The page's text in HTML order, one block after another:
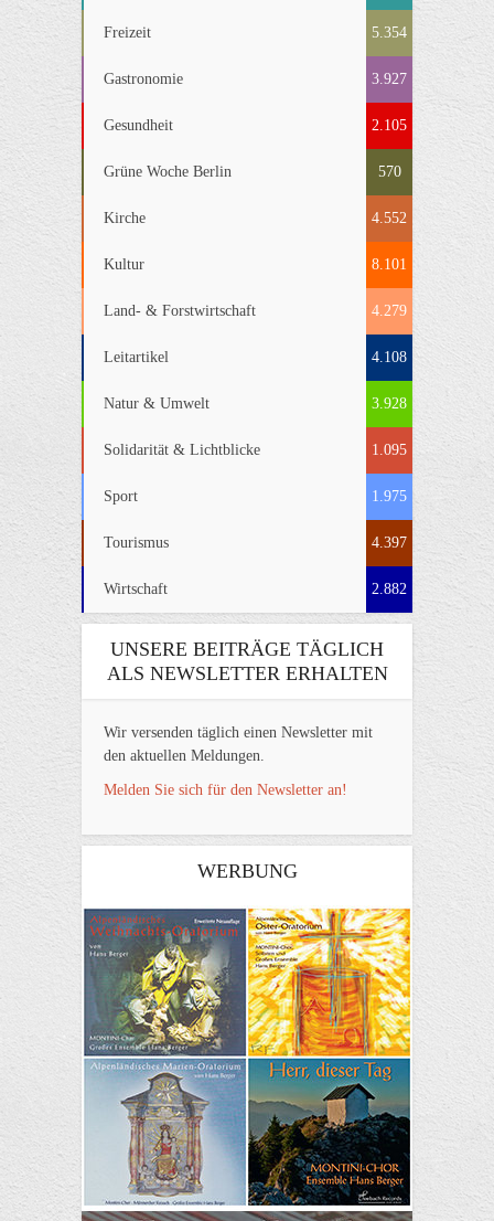
Freizeit 5.354
Gastronomie 3.927
Gesundheit 2.105
Grüne Woche Berlin 570
Kirche 4.552
Kultur 8.101
Land- & Forstwirtschaft 4.279
Leitartikel 4.108
Natur & Umwelt 3.928
Solidarität & Lichtblicke 1.095
Sport 1.975
Tourismus 4.397
Wirtschaft 2.882
UNSERE BEITRÄGE TÄGLICH
ALS NEWSLETTER ERHALTEN
Wir versenden täglich einen Newsletter mit
den aktuellen Meldungen.
Melden Sie sich für den Newsletter an!
WERBUNG